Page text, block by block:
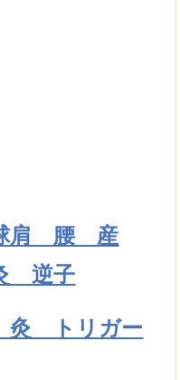
肩 腰 産
逆子
トリガー